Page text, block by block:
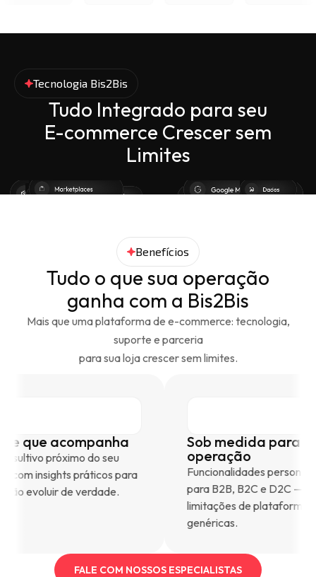
Tecnologia Bis2Bis
Tudo Integrado para seu
E-commerce Crescer sem
Limites
Benefícios
Tudo o que sua operação
ganha com a Bis2Bis
Mais que uma plataforma de e-commerce: tecnologia,
suporte e parceria
para sua loja crescer sem limites.
Suporte que acompanha
Time consultivo próximo do seu
negócio, com insights práticos para
a operação evoluir de verdade.
Sob
operação
para B2B, B2C
limitações de
genéricas.
FALE COM NOSSOS ESPECIALISTAS